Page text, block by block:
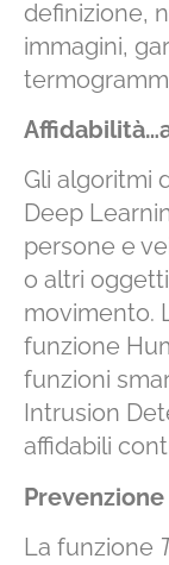
definizione,
immagini,
Gli algoritmi
Deep
persone e
o altri
movimento.
funzione
funzioni
Intrusion
affidabili
La funzione